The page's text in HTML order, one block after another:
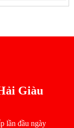
Giàu
lần đầu ngày